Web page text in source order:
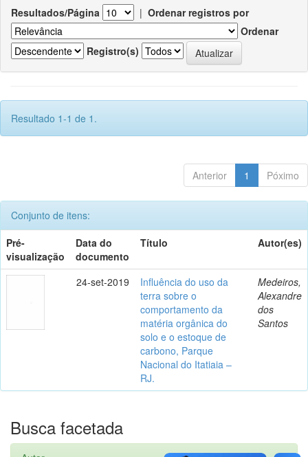
Resultados/Página | Ordenar registros por
Ordenar
Registro(s)
Resultado 1-1 de 1.
Anterior 1 Póximo
Conjunto de itens:
Pré-
visualização
Data do
documento
Título Autor(es)
24-set-2019
Influência do uso da
terra sobre o
comportamento da
matéria orgânica do
solo e o estoque de
carbono, Parque
Nacional do Itatiaia –
RJ.
Medeiros,
Alexandre
dos
Santos
Busca facetada